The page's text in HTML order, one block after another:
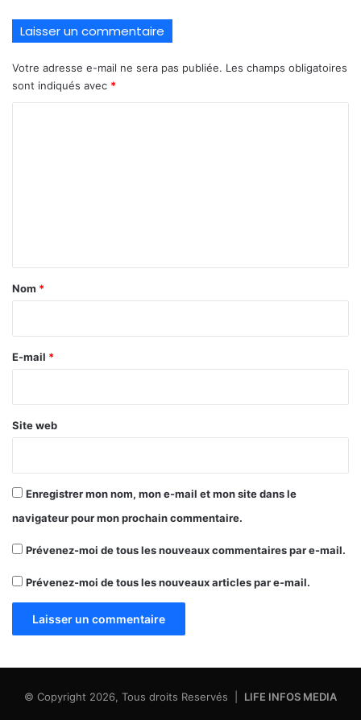
Laisser un commentaire
Votre adresse e-mail ne sera pas publiée. Les champs obligatoires
sont indiqués avec *
a
e
Nom *
E-mail *
Site web
Enregistrer mon nom, mon e-mail et mon site dans le
navigateur pour mon prochain commentaire.
Prévenez-moi de tous les nouveaux commentaires par e-mail.
Prévenez-moi de tous les nouveaux articles par e-mail.
© Copyright 2026, Tous droits Reservés | LIFE INFOS MEDIA